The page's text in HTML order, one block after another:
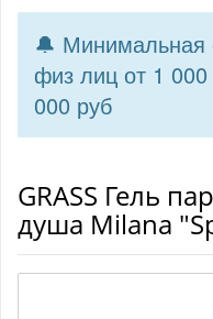
🔔 Минимальная
физ лиц от 1
000 руб
GRASS Гель
душа Milana